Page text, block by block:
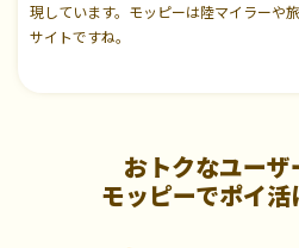
現しています。モッピーは陸マイラーや
サイトですね。
おトクなユーザ
モッピーでポイ活